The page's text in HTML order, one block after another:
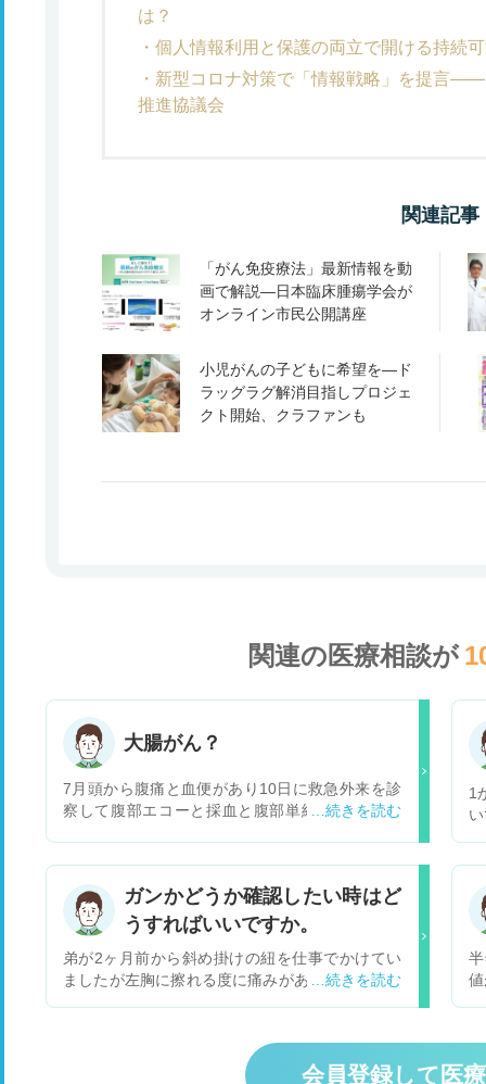
は？
個人情報利用と保護の両立で開ける持続
新型コロナ対策で「情報戦略」を提言
推進協議会
関連記事
「がん免疫療法」最新情報を動
画で解説―日本臨床腫瘍学会が
オンライン市民公開講座
小児がんの子どもに希望を―ド
ラッグラグ解消目指しプロジェ
クト開始、クラファンも
関連の医療相談が
大腸がん？
7月頭から腹痛と血便があり10日に救急外来を診
察して腹部エコーと採血と腹部単純CTと触診と
で肛門に指入れる診察でしこりや痔はないと言わ
れたのに何故痔だと言ったのか不思議で腹痛の原
因は腸の蠕動運動の活発が原因だと言われまし
た。僕としては親父が大腸がんで今まで大腸カメ
ラやってなくて毎日怖くて不安で寝れなく食欲な
く辛いです。3つ質問ですが1つ目は腹部単純CT
した大腸がんが映るとしたら何cmくらいから映
るのですか？３つ目は腸の蠕動運動が活発で血便
1
ガンかどうか確認したい時はど
うすればいいですか。
弟が2ヶ月前から斜め掛けの紐を仕事でかけてい
ましたが左胸に擦れる度に痛みがあることから、
していません。私は男性の乳がんなのではないか
と疑っていますが何処であれば男性の乳がんの検
を
会員登録して医